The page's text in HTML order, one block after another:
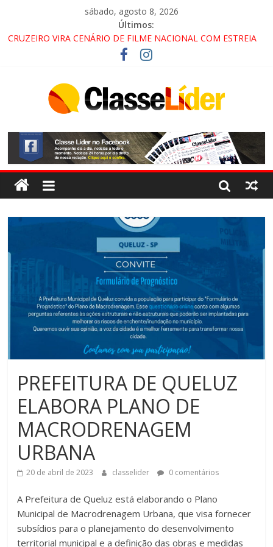
sábado, agosto 8, 2026
Últimos:
CRUZEIRO VIRA CENÁRIO DE FILME NACIONAL COM ESTREIA
PROMOTOR DO GAECO
ACESSO À APARECIDA NA DUTRA SERÁ BLOQUEADO NO FIM
ALTERNATIVAS
LORENA, PINDAMONHANGABA E QUELUZ NA RETA FINAL
PELA FÁBRICA DA COCA-COLA!
PREFEITURA DE QUELUZ
ELABORA PLANO DE
MACRODRENAGEM
URBANA
20 de abril de 2023 classelider 0 comentários
A Prefeitura de Queluz está elaborando o Plano
Municipal de Macrodrenagem Urbana, que visa fornecer
subsídios para o planejamento do desenvolvimento
territorial municipal e a definição das obras e medidas